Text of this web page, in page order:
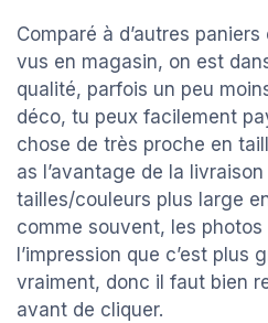
Comparé à d’autres paniers
vus en magasin, on est
qualité, parfois un peu
déco, tu peux facilement
chose de très proche en
as l’avantage de la
tailles/couleurs plus large
comme souvent, les
l’impression que c’est plus
vraiment, donc il faut bien
avant de cliquer.